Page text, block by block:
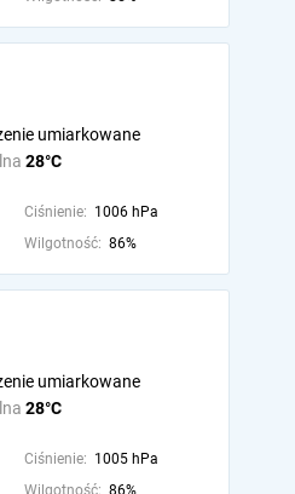
28°C
umiarkowane
Ciśnienie: 1006 hPa
Wilgotność: 86%
28°C
umiarkowane
Ciśnienie: 1005 hPa
Wilgotność: 86%